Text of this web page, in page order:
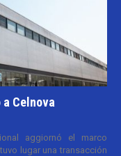
Celnova
aggiornó el marco
lugar una transacción